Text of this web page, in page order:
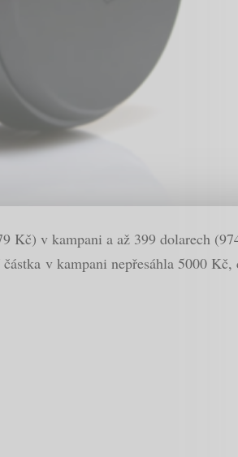
Kč) v kampani a až 399 dolarech
v kampani nepřesáhla 5000 Kč,